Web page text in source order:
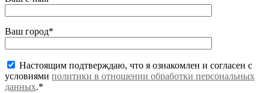
Ваш город*
Настоящим подтверждаю, что я ознакомлен и согласен с
условиями политики в отношении обработки персональных
данных.*